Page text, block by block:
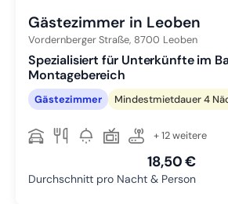
Gästezimmer in Leoben
Vordernberger Straße, 8700 Leoben
Spezialisiert für Unterkünfte im
Montagebereich
Gästezimmer Mindestmietdauer 4
+ 12 weitere
18,50 €
Durchschnitt pro Nacht & Person